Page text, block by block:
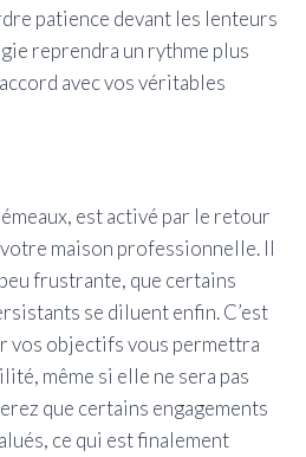
patience devant les lenteurs
reprendra un rythme plus
avec vos véritables
est activé par le retour
maison professionnelle. Il
frustrante, que certains
se diluent enfin. C’est
vos objectifs vous permettra
même si elle ne sera pas
que certains engagements
ce qui est finalement